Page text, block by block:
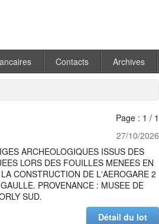
Contacts Archives
Page : 1 / 1
27/10/2026
ARCHEOLOGIQUES ISSUS DES
LORS DES FOUILLES MENEES EN
CONSTRUCTION DE L'AEROGARE 2
PROVENANCE : MUSEE DE
SUD.
Détail du lot